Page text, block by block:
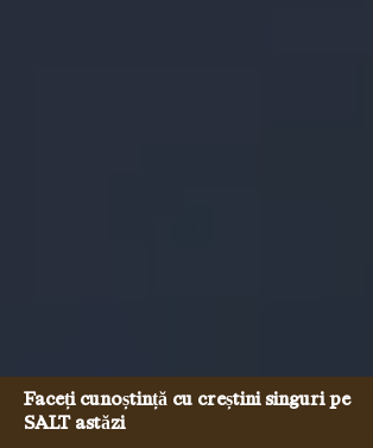
Faceți cunoștință cu creștini singuri pe
SALT astăzi